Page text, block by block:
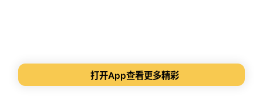
打开App查看更多精彩